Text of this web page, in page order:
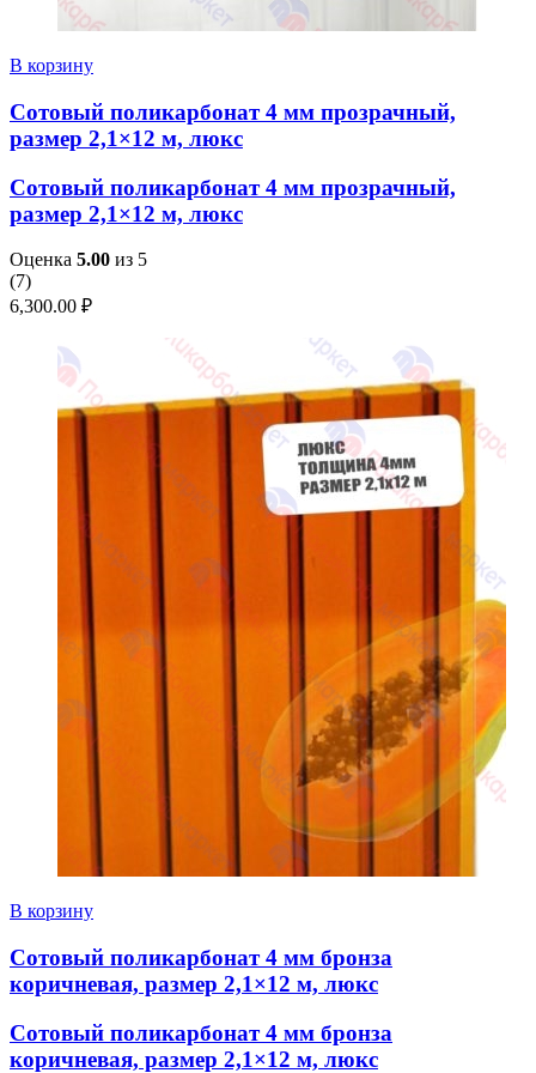
В корзину
Сотовый поликарбонат 4 мм прозрачный,
размер 2,1×12 м, люкс
Сотовый поликарбонат 4 мм прозрачный,
размер 2,1×12 м, люкс
Оценка 5.00 из 5
(7)
6,300.00 ₽
В корзину
Сотовый поликарбонат 4 мм бронза
коричневая, размер 2,1×12 м, люкс
Сотовый поликарбонат 4 мм бронза
коричневая, размер 2,1×12 м, люкс